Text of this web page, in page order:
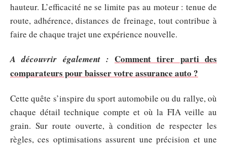
hauteur. L’efficacité ne se limite pas au moteur : tenue de
route, adhérence, distances de freinage, tout contribue à
faire de chaque trajet une expérience nouvelle.
A découvrir également : Comment tirer parti des
comparateurs pour baisser votre assurance auto ?
Cette quête s’inspire du sport automobile ou du rallye, où
chaque détail technique compte et où la FIA veille au
grain. Sur route ouverte, à condition de respecter les
règles, ces optimisations assurent une précision et une